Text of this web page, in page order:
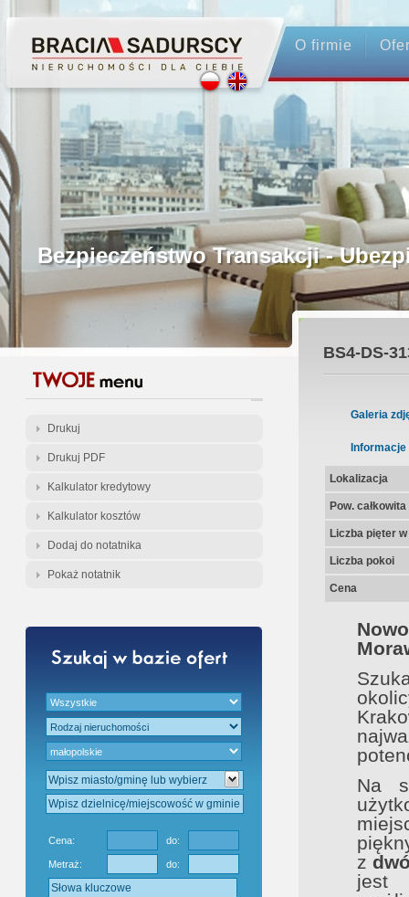
O firmie
Profesjonalne Pośrednictwo
Bezpieczeństwo Transakcji -
Licencjonowani Pośrednicy
Gwarancja Zwrotu Zadatku
Gratis - Przedwstępna Umowa
Drukuj
Drukuj PDF
Kalkulator kredytowy
Kalkulator kosztów
Dodaj do notatnika
Pokaż notatnik
Cena: do:
Metraż: do:
BS4-DS-
Galeria
Informacje
Lokalizacja
Pow.
Liczba pięter
Liczba pokoi
Cena
Na
z
jest